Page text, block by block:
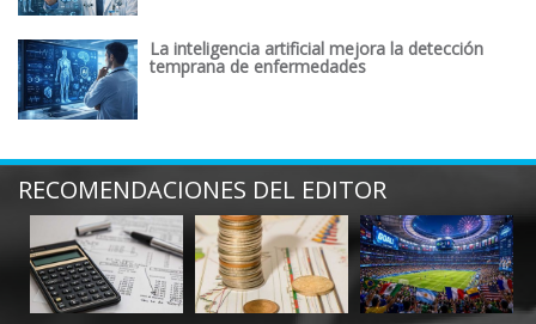
La inteligencia artificial mejora la detección
temprana de enfermedades
RECOMENDACIONES DEL EDITOR